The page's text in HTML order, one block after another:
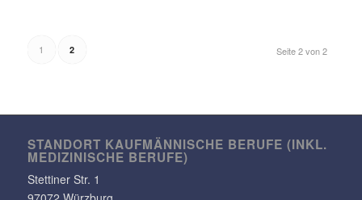
Seite 2 von 2
1 2
STANDORT KAUF­MÄN­NI­SCHE BERUFE (INKL.
MEDI­ZI­NI­SCHE BERUFE)
Stet­tiner Str. 1